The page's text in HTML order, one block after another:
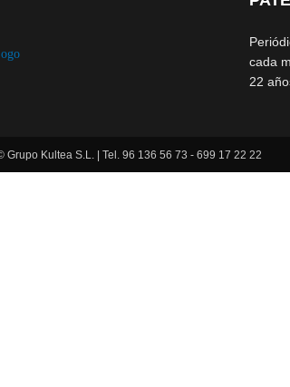
cada
22
Grupo Kultea S.L. | Tel. 96 136 56 73 - 699 17 22 22